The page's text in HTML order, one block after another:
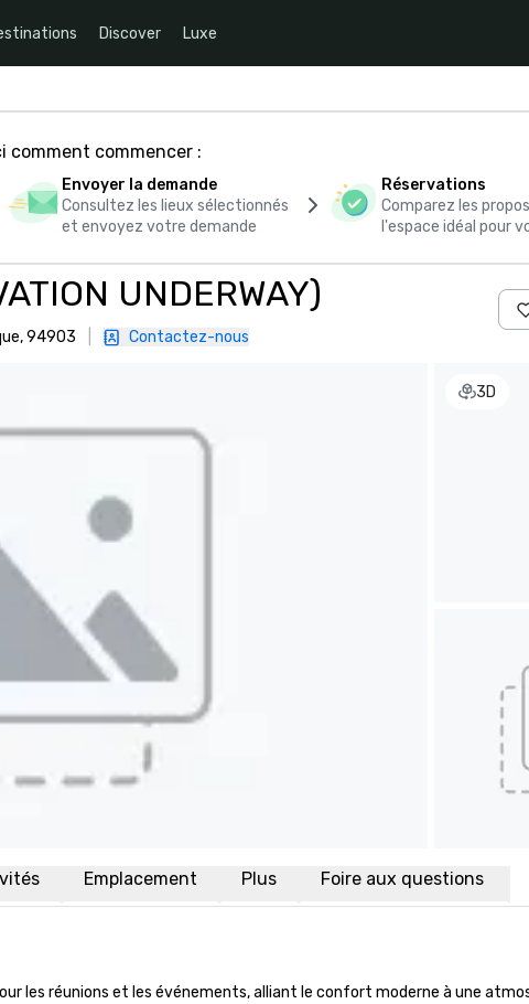
Discover Luxe
comment commencer :
Envoyer la demande
Consultez les lieux sélectionnés
et envoyez votre demande
Réservations
Comparez les
l'espace idéal pour
UNDERWAY)
94903 Contactez-nous
3D
Emplacement Plus Foire aux questions
les réunions et les événements, alliant le confort moderne à une